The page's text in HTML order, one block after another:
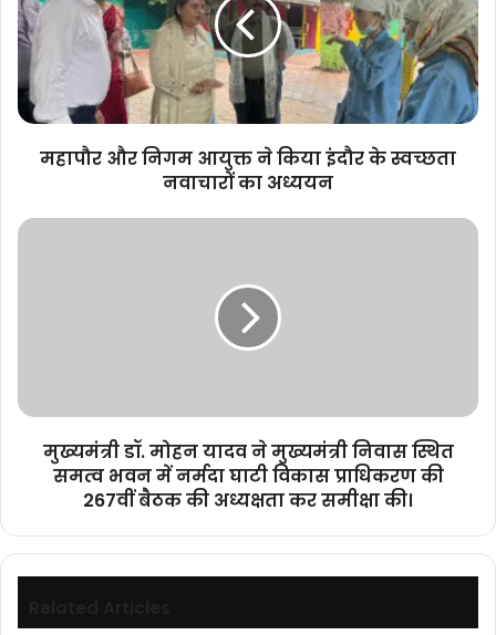
आयुक्त
ने
किया
इंदौर
के
स्वच्छता
महापौर और निगम आयुक्त ने किया इंदौर के स्वच्छता
नवाचारों का अध्ययन
मुख्यमंत्री
समत्व
प्राधिकरण
की
मुख्यमंत्री डॉ. मोहन यादव ने मुख्यमंत्री निवास स्थित
समत्व भवन में नर्मदा घाटी विकास प्राधिकरण की
267वीं बैठक की अध्यक्षता कर समीक्षा की।